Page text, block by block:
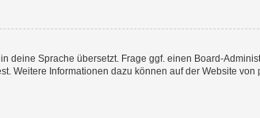
Sprache übersetzt. Frage ggf. einen Board-
Weitere Informationen dazu können auf der Website von